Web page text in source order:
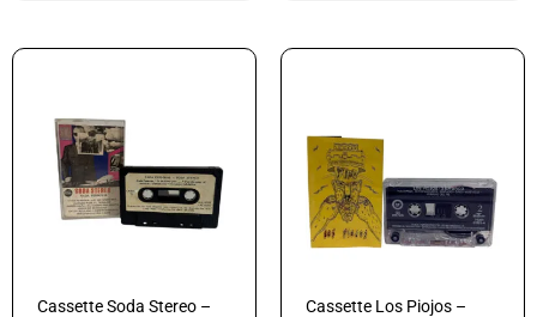
Cassette Soda Stereo –
Cassette Los Piojos –